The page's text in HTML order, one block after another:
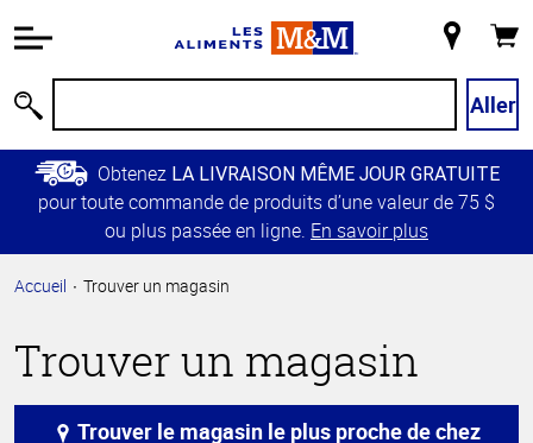
relative à
Passer
contenu
principal
Retour à
principale
magasin
Aller
Obtenez LA LIVRAISON MÊME JOUR GRATUITE
pour toute commande de produits d’une valeur de 75 $
ou plus passée en ligne. En savoir plus
Accueil Trouver un magasin
Trouver un magasin